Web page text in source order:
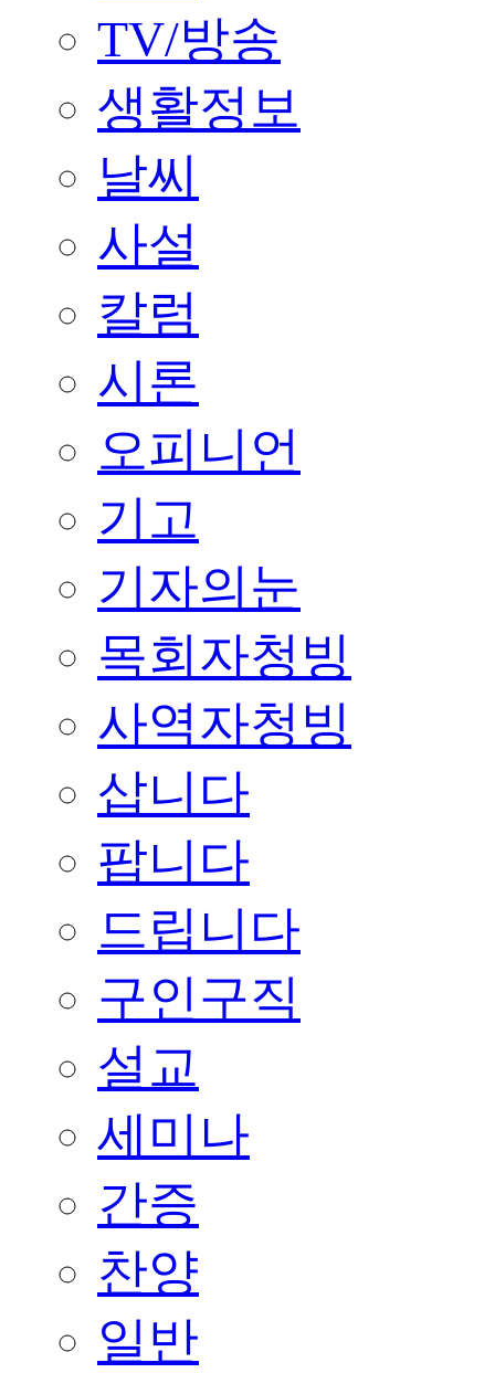
TV/방송
생활정보
날씨
사설
칼럼
시론
오피니언
기고
기자의눈
목회자청빙
사역자청빙
삽니다
팝니다
드립니다
구인구직
설교
세미나
간증
찬양
일반